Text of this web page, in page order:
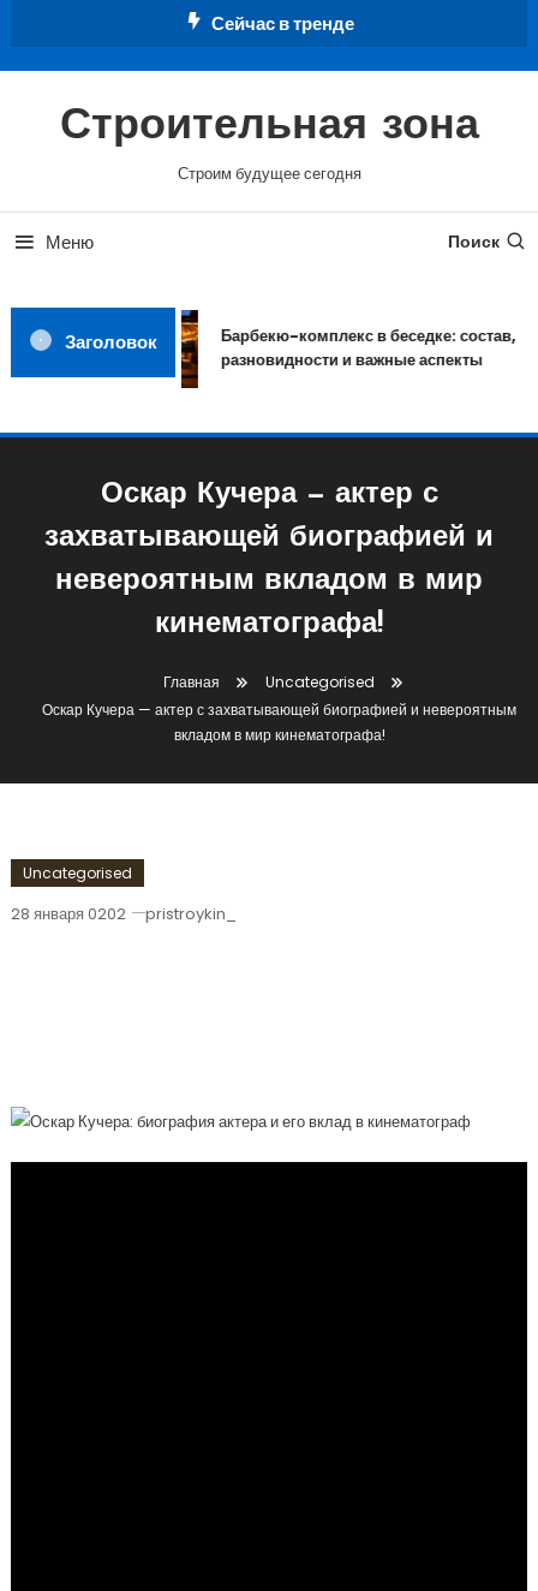
Сейчас в тренде
Строительная зона
Строим будущее сегодня
Меню Поиск
Заголовок
Барбекю-комплекс в беседке: состав,
разновидности и важные аспекты
Оскар Кучера — актер с
захватывающей биографией и
невероятным вкладом в мир
кинематографа!
Главная
Uncategorised
Оскар Кучера — актер с захватывающей биографией и невероятным
вкладом в мир кинематографа!
Uncategorised
28 января 0202 pristroykin_